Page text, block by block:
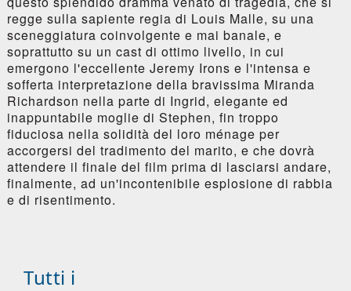
regge sulla sapiente regia di Louis Malle, su una
sceneggiatura coinvolgente e mai banale, e
soprattutto su un cast di ottimo livello, in cui
emergono l'eccellente Jeremy Irons e l'intensa e
sofferta interpretazione della bravissima Miranda
Richardson nella parte di Ingrid, elegante ed
inappuntabile moglie di Stephen, fin troppo
fiduciosa nella solidità del loro ménage per
accorgersi del tradimento del marito, e che dovrà
attendere il finale del film prima di lasciarsi andare,
finalmente, ad un'incontenibile esplosione di rabbia
e di risentimento.
Tutti i